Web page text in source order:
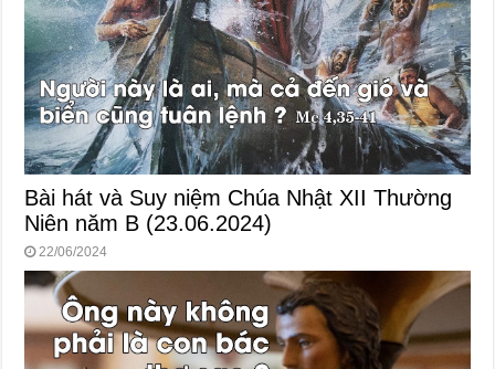
Bài hát và Suy niệm Chúa Nhật XII Thường
Niên năm B (23.06.2024)
22/06/2024